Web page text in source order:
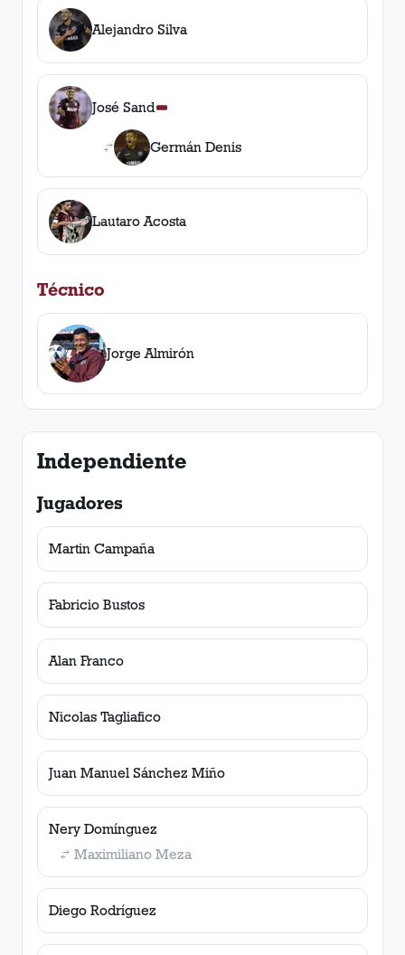
Alejandro Silva
José Sand
Germán Denis
Lautaro Acosta
Técnico
Jorge Almirón
Independiente
Jugadores
Martin Campaña
Fabricio Bustos
Alan Franco
Nicolas Tagliafico
Juan Manuel Sánchez Miño
Nery Domínguez
Maximiliano Meza
Diego Rodríguez